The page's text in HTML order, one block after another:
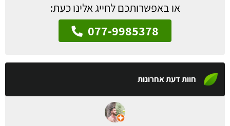
או באפשרותכם לחייג אלינו כעת:
077-9985378
חוות דעת אחרונות